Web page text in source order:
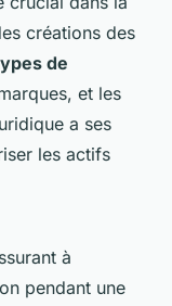
créations des
de
et les
a ses
les actifs
à
pendant une